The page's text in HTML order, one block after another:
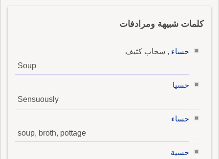
كلمات شبيهة ومرادفات
حساء , سحاب كثيف
Soup
حسيا
Sensuously
حساء
soup, broth, pottage
حسية